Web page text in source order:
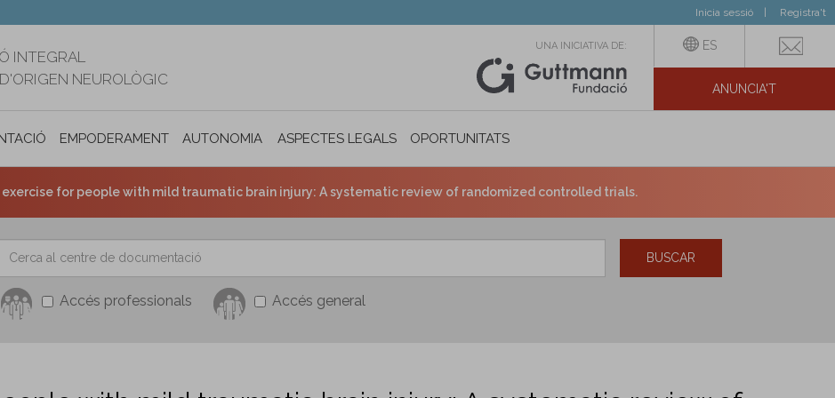
Inicia sessió Registra't
INTEGRAL
NEUROLÒGIC
UNA INICIATIVA DE: ES
ANUNCIA'T
EMPODERAMENT AUTONOMIA PERSONAL I INCLUSIÓ SOCIAL
ASPECTES LEGALS OPORTUNITATS
exercise for people with mild traumatic brain injury: A systematic review of randomized controlled trials.
Accés professionals Accés general
BUSCAR